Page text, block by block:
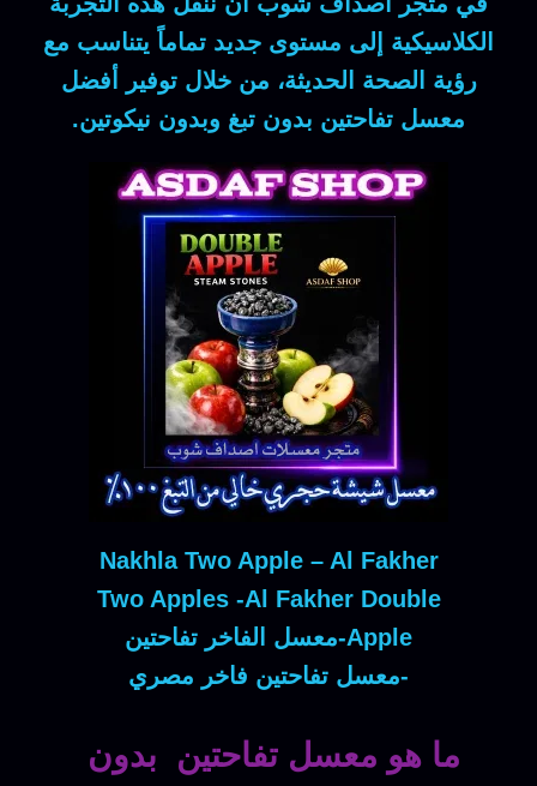
الكلاسيكية إلى مستوى جديد تماماً يتناسب مع
رؤية الصحة الحديثة، من خلال توفير أفضل
معسل تفاحتين بدون تبغ وبدون نيكوتين.
Nakhla Two Apple – Al Fakher
Two Apples -Al Fakher Double
Apple-معسل الفاخر تفاحتين
-معسل تفاحتين فاخر مصري
ما هو معسل تفاحتين بدون